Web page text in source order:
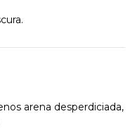
arena desperdiciada,